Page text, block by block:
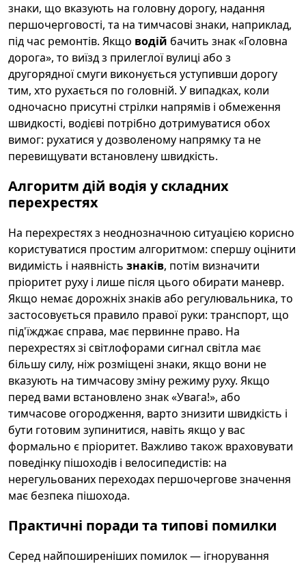
знаки, що вказують на головну дорогу, надання
першочерговості, та на тимчасові знаки, наприклад,
під час ремонтів. Якщо водій бачить знак «Головна
дорога», то виїзд з прилеглої вулиці або з
другорядної смуги виконується уступивши дорогу
тим, хто рухається по головній. У випадках, коли
одночасно присутні стрілки напрямів і обмеження
швидкості, водієві потрібно дотримуватися обох
вимог: рухатися у дозволеному напрямку та не
перевищувати встановлену швидкість.
Алгоритм дій водія у складних
перехрестях
На перехрестях з неоднозначною ситуацією корисно
користуватися простим алгоритмом: спершу оцінити
видимість і наявність знаків, потім визначити
пріоритет руху і лише після цього обирати маневр.
Якщо немає дорожніх знаків або регулювальника, то
застосовується правило правої руки: транспорт, що
під'їжджає справа, має первинне право. На
перехрестях зі світлофорами сигнал світла має
більшу силу, ніж розміщені знаки, якщо вони не
вказують на тимчасову зміну режиму руху. Якщо
перед вами встановлено знак «Увага!», або
тимчасове огородження, варто знизити швидкість і
бути готовим зупинитися, навіть якщо у вас
формально є пріоритет. Важливо також враховувати
поведінку пішоходів і велосипедистів: на
нерегульованих переходах першочергове значення
має безпека пішохода.
Практичні поради та типові помилки
Серед найпоширеніших помилок — ігнорування